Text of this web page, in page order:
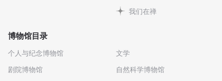
我们在禅
博物馆目录
个人与纪念博物馆
剧院博物馆
文学
自然科学博物馆